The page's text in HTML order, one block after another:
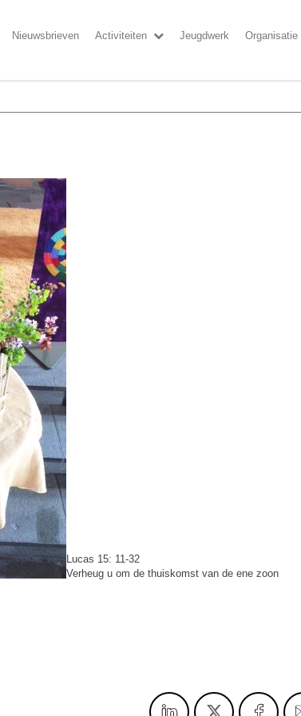
Nieuwsbrieven Activiteiten Jeugdwerk Organisatie
Lucas 15: 11-32
Verheug u om de thuiskomst van de ene zoon